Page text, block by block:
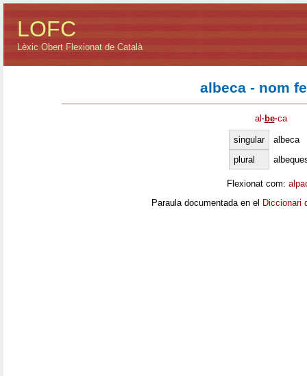
LOFC
Lèxic Obert Flexionat de Català
albeca - nom
al· be·ca
singular
albeca
plural
Flexionat com:
Paraula documentada en el Diccionari